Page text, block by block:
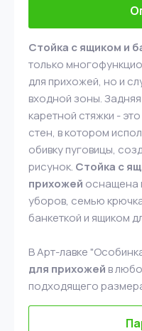
Стойка с ящиком и
только
для прихожей, но и
входной зоны.
каретной стяжки -
стен, в котором
обивку пуговицы,
рисунок. Стойка с
прихожей оснащена
уборов, семью
банкеткой и ящиком
В Арт-лавке
для прихожей в
подходящего